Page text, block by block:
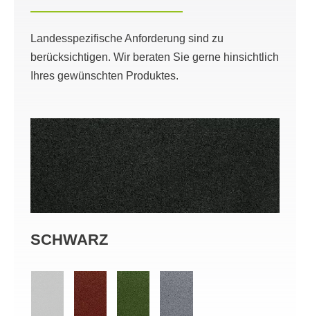
Landesspezifische Anforderung sind zu
berücksichtigen. Wir beraten Sie gerne hinsichtlich
Ihres gewünschten Produktes.
SCHWARZ